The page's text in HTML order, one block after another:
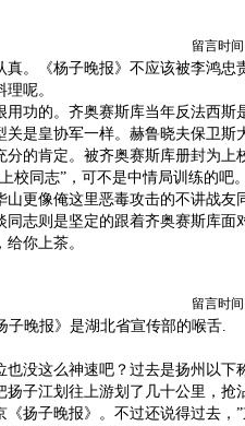
留言时间
真。《杨子晚报》不应该被李鸿忠
呢。
用功的。齐奥赛斯库当年反法西斯
关是皇协军一样。赫鲁晓夫保卫斯
分的肯定。被齐奥赛斯库册封为上
校同志”，可不是中情局训练的吧
山更像俺这里恶毒攻击的不讲战友
同志则是坚定的跟着齐奥赛斯库面
你上茶。
留言时间
子晚报》是湖北省宣传部的喉舌.
也没这么神速吧？过去是扬州以下
扬子江划往上游划了几十公里，抢
《扬子晚报》。不过还说得过去，